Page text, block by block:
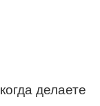
делаете